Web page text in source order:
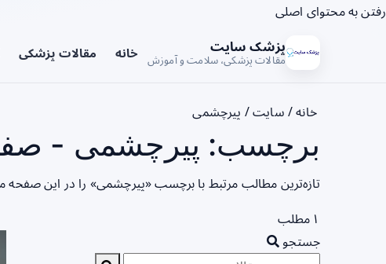
رفتن به محتوای اصلی
پزشک سایت
مقالات پزشکی، سلامت و آموزش خانه مقالات پزشکی
خانه/ سایت/ پیرچشمی
برچسب: پیرچشمی -
تازه‌ترین مطالب مرتبط با برچسب «پیرچشمی» را در این صفحه
۱ مطلب
جستجو